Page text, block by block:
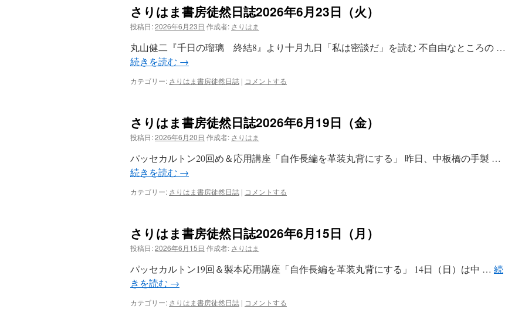
さりはま書房徒然日誌2026年6月23日（火）
投稿日:2026年6月23日 作成者: さりはま
丸山健二『千日の瑠璃 終結8』より十月九日「私は密談だ」を読む 不自由なところの …
続きを読む →
カテゴリー: さりはま書房徒然日誌 | コメントする
さりはま書房徒然日誌2026年6月19日（金）
投稿日:2026年6月20日 作成者: さりはま
パッセカルトン20回め＆応用講座「自作長編を革装丸背にする」 昨日、中板橋の手製 …
続きを読む →
カテゴリー: さりはま書房徒然日誌 | コメントする
さりはま書房徒然日誌2026年6月15日（月）
投稿日:2026年6月15日 作成者: さりはま
パッセカルトン19回＆製本応用講座「自作長編を革装丸背にする」 14日（日）は中 … 続
きを読む →
カテゴリー: さりはま書房徒然日誌 | コメントする